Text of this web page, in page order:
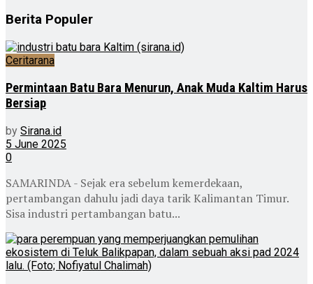
Berita Populer
Ceritarana
Permintaan Batu Bara Menurun, Anak Muda Kaltim Harus
Bersiap
by Sirana.id
5 June 2025
0
SAMARINDA - Sejak era sebelum kemerdekaan,
pertambangan dahulu jadi daya tarik Kalimantan Timur.
Sisa industri pertambangan batu...